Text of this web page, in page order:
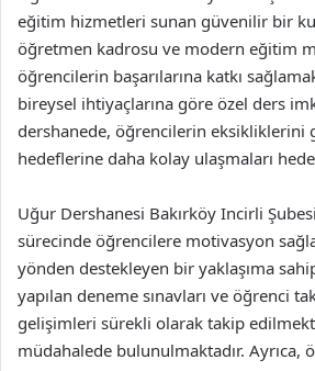
eğitim hizmetleri sunan güvenilir bir
öğretmen kadrosu ve modern eğitim
öğrencilerin başarılarına katkı
bireysel ihtiyaçlarına göre özel ders
dershanede, öğrencilerin eksikliklerini
hedeflerine daha kolay ulaşmaları
Uğur Dershanesi Bakırköy Incirli
sürecinde öğrencilere motivasyon
yönden destekleyen bir yaklaşıma
yapılan deneme sınavları ve öğrenci
gelişimleri sürekli olarak takip
müdahalede bulunulmaktadır. Ayrıca,